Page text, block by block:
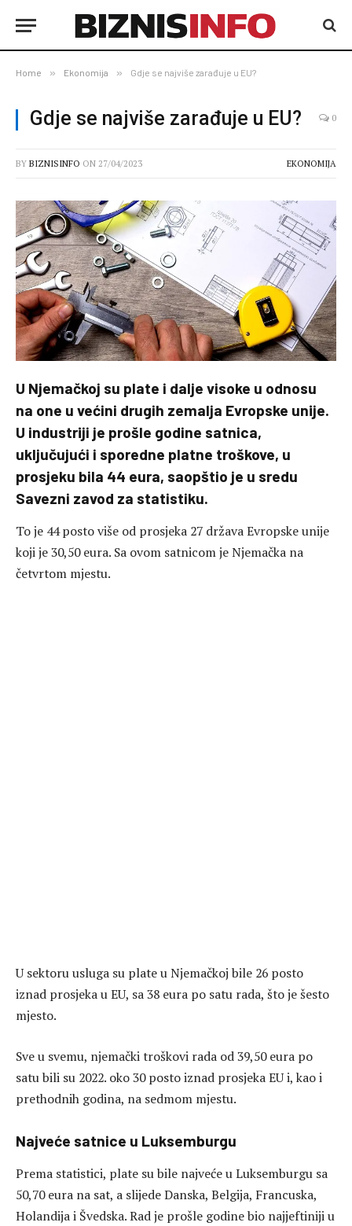
Home » Ekonomija » Gdje se najviše zarađuje u EU?
Gdje se najviše zarađuje u EU? 0
BY BIZNISINFO ON 27/04/2023 EKONOMIJA
U Njemačkoj su plate i dalje visoke u odnosu
na one u većini drugih zemalja Evropske unije.
U industriji je prošle godine satnica,
uključujući i sporedne platne troškove, u
prosjeku bila 44 eura, saopštio je u sredu
Savezni zavod za statistiku.
To je 44 posto više od prosjeka 27 država Evropske unije
koji je 30,50 eura. Sa ovom satnicom je Njemačka na
četvrtom mjestu.
U sektoru usluga su plate u Njemačkoj bile 26 posto
iznad prosjeka u EU, sa 38 eura po satu rada, što je šesto
mjesto.
Sve u svemu, njemački troškovi rada od 39,50 eura po
satu bili su 2022. oko 30 posto iznad prosjeka EU i, kao i
prethodnih godina, na sedmom mjestu.
Najveće satnice u Luksemburgu
Prema statistici, plate su bile najveće u Luksemburgu sa
50,70 eura na sat, a slijede Danska, Belgija, Francuska,
Holandija i Švedska. Rad je prošle godine bio najjeftiniji u